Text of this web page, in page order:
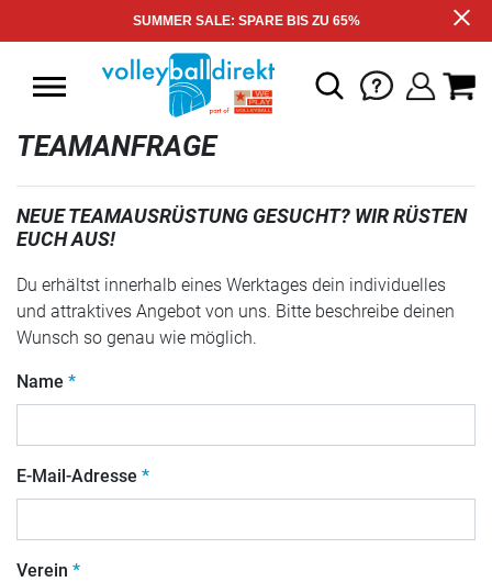
SUMMER SALE: SPARE BIS ZU 65%
TEAMANFRAGE
NEUE TEAMAUSRÜSTUNG GESUCHT? WIR RÜSTEN
EUCH AUS!
Du erhältst innerhalb eines Werktages dein individuelles
und attraktives Angebot von uns. Bitte beschreibe deinen
Wunsch so genau wie möglich.
Name
E-Mail-Adresse
Verein